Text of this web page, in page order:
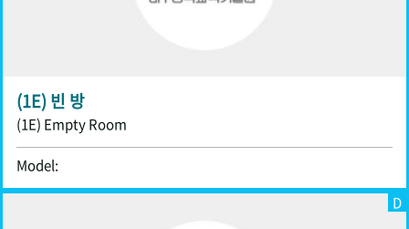
(1E) 빈 방
(1E) Empty Room
Model:
D